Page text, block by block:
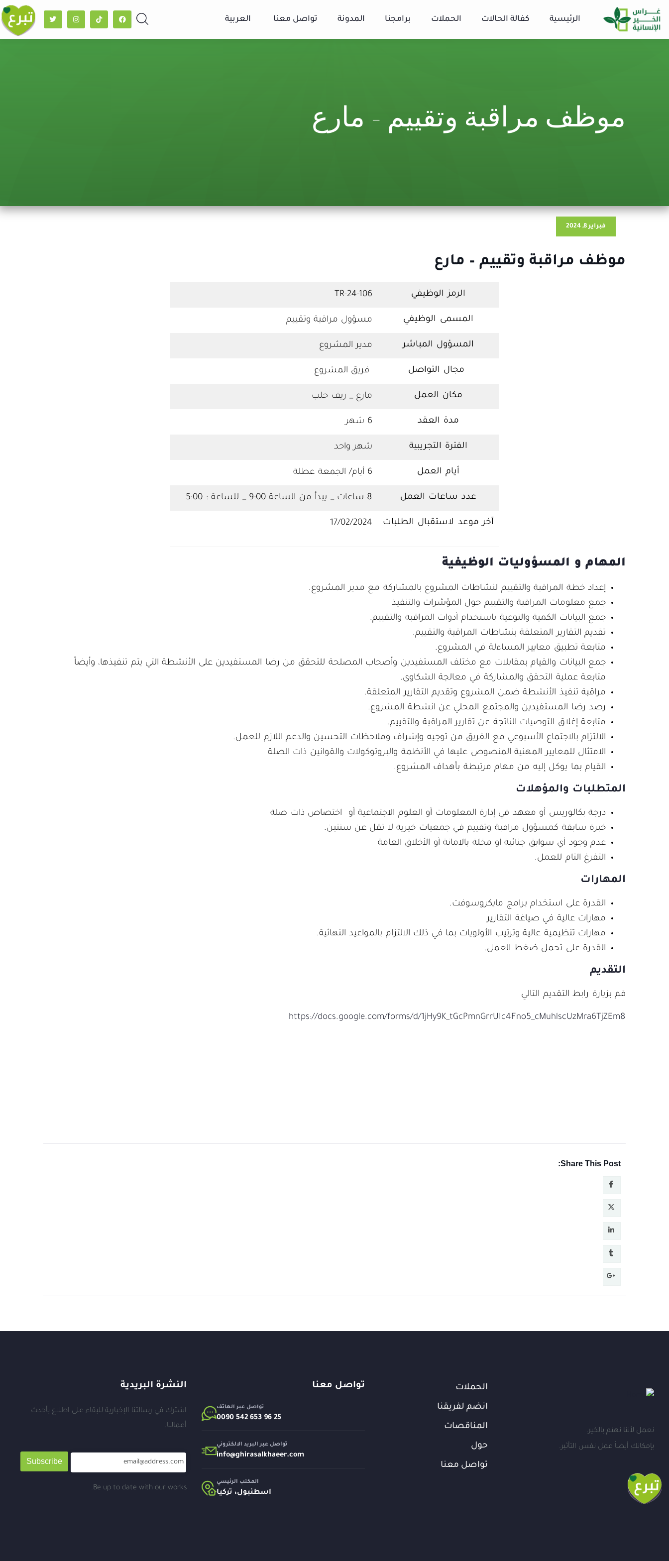
الرئيسية كفالة الحالات الحملات برامجنا المدونة تواصل معنا العربية
موظف مراقبة وتقييم – مارع
فبراير 8, 2024
موظف مراقبة وتقييم – مارع
الرمز الوظيفي TR-24-106
المسمى الوظيفي مسؤول مراقبة وتقييم
المسؤول المباشر مدير المشروع
مجال التواصل فريق المشروع
مكان العمل مارع _ ريف حلب
مدة العقد 6 شهر
الفترة التجريبية شهر واحد
أيام العمل 6 أيام/ الجمعة عطلة
عدد ساعات العمل 8 ساعات _ يبدأ من الساعة 9:00 _ للساعة : 5:00
آخر موعد لاستقبال الطلبات 17/02/2024
المهام و المسؤوليات الوظيفية
إعداد خطة المراقبة والتقييم لنشاطات المشروع بالمشاركة مع مدير المشروع.
جمع معلومات المراقبة والتقييم حول المؤشرات والتنفيذ
جمع البيانات الكمية والنوعية باستخدام أدوات المراقبة والتقييم.
تقديم التقارير المتعلقة بنشاطات المراقبة والتقييم.
متابعة تطبيق معايير المساءلة في المشروع.
جمع البيانات والقيام بمقابلات مع مختلف المستفيدين وأصحاب المصلحة للتحقق من رضا المستفيدين على الأنشطة التي يتم تنفيذها، وأيضاً
متابعة عملية التحقق والمشاركة في معالجة الشكاوى.
مراقبة تنفيذ الأنشطة ضمن المشروع وتقديم التقارير المتعلقة.
رصد رضا المستفيدين والمجتمع المحلي عن انشطة المشروع.
متابعة إغلاق التوصيات الناتجة عن تقارير المراقبة والتقييم.
الالتزام بالاجتماع الأسبوعي مع الفريق من توجيه وإشراف وملاحظات التحسين والدعم اللازم للعمل.
الامتثال للمعايير المهنية المنصوص عليها في الأنظمة والبروتوكولات والقوانين ذات الصلة
القيام بما يوكل إليه من مهام مرتبطة بأهداف المشروع.
المتطلبات والمؤهلات
درجة بكالوريس أو معهد في إدارة المعلومات أو العلوم الاجتماعية أو اختصاص ذات صلة
خبرة سابقة كمسؤول مراقبة وتقييم في جمعيات خيرية لا تقل عن سنتين.
عدم وجود أي سوابق جنائية أو مخلة بالامانة أو الأخلاق العامة
التفرغ التام للعمل.
المهارات
القدرة على استخدام برامج مايكروسوفت.
مهارات عالية في صياغة التقارير
مهارات تنظيمية عالية وترتيب الأولويات بما في ذلك الالتزام بالمواعيد النهائية.
القدرة على تحمل ضغط العمل.
التقديم
قم بزيارة رابط التقديم التالي
https://docs.google.com/forms/d/1jHy9K_tGcPmnGrrUIc4Fno5_cMuhlscUzMra6TjZEm8
Share This Post:
نعمل لأننا نهتم بالخير.
بإمكانك أيضاً عمل نفس التأثير.
الحملات
انضم لفريقنا
المناقصات
حول
تواصل معنا
تواصل معنا
تواصل عبر الهاتف
⁦0090 542 653 96 25⁩
تواصل عبر البريد الالكتروني
info@ghirasalkhaeer.com
المكتب الرئيسي
اسطنبول، تركيا
النشرة البريدية
اشترك في رسالتنا الإخبارية للبقاء على اطلاع بأحدث
أعمالنا.
Subscribe
Be up to date with our works.